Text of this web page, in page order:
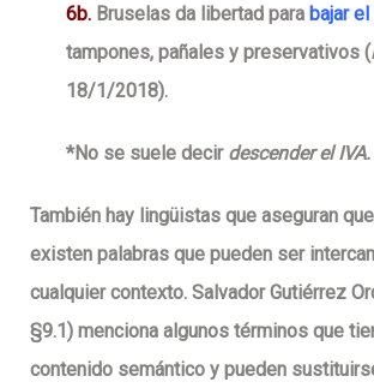
6b. Bruselas da libertad para bajar el
tampones, pañales y preservativos (
18/1/2018).
*No se suele decirdescender el IVA.
También hay lingüistas que aseguran
existen palabras que pueden ser
cualquier contexto. Salvador Gutiérrez
§9.1) menciona algunos términos que
contenido semántico y pueden